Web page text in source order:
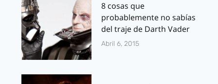
8 cosas que
probablemente no sabías
del traje de Darth Vader
Abril 6, 2015